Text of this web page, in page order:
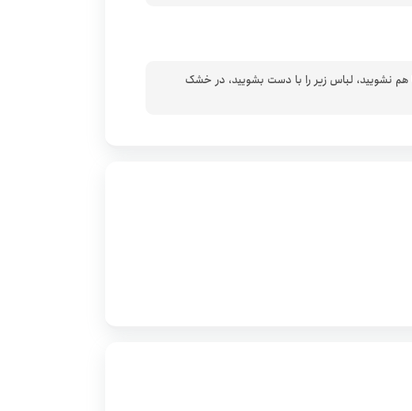
هم نشویید، لباس زیر را با دست بشویید، در خشک